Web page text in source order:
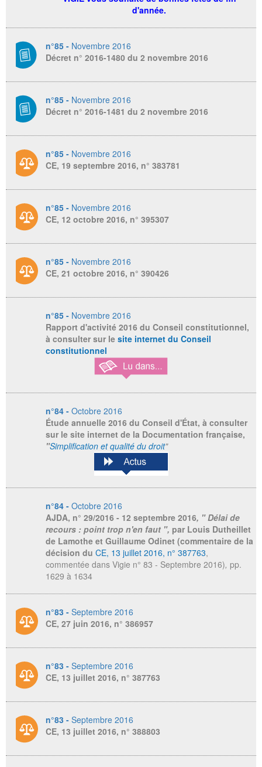
d'année.
n°85 - Novembre 2016
Décret n° 2016-1480 du 2 novembre 2016
n°85 - Novembre 2016
Décret n° 2016-1481 du 2 novembre 2016
n°85 - Novembre 2016
CE, 19 septembre 2016, n° 383781
n°85 - Novembre 2016
CE, 12 octobre 2016, n° 395307
n°85 - Novembre 2016
CE, 21 octobre 2016, n° 390426
n°85 - Novembre 2016
Rapport d'activité 2016 du Conseil constitutionnel,
à consulter sur lesite internet du Conseil
constitutionnel
n°84 - Octobre 2016
Étude annuelle 2016 du Conseil d'État, à consulter
sur le site internet de la Documentation française,
"Simplification et qualité du droit"
n°84 - Octobre 2016
AJDA, n° 29/2016 - 12 septembre 2016, " Délai de
recours : point trop n'en faut ", par Louis Dutheillet
de Lamothe et Guillaume Odinet (commentaire de la
décision du CE, 13 juillet 2016, n° 387763,
commentée dans Vigie n° 83 - Septembre 2016), pp.
1629 à 1634
n°83 - Septembre 2016
CE, 27 juin 2016, n° 386957
n°83 - Septembre 2016
CE, 13 juillet 2016, n° 387763
n°83 - Septembre 2016
CE, 13 juillet 2016, n° 388803